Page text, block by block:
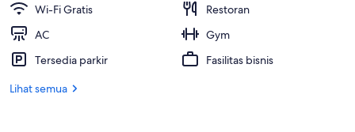
Pintu masuk interior
Wi-Fi Gratis
Restoran
AC
Gym
Tersedia parkir
Fasilitas bisnis
Lihat semua